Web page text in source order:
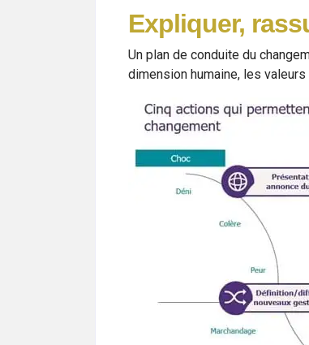
Expliquer,
Un plan de conduite du
dimension humaine, les